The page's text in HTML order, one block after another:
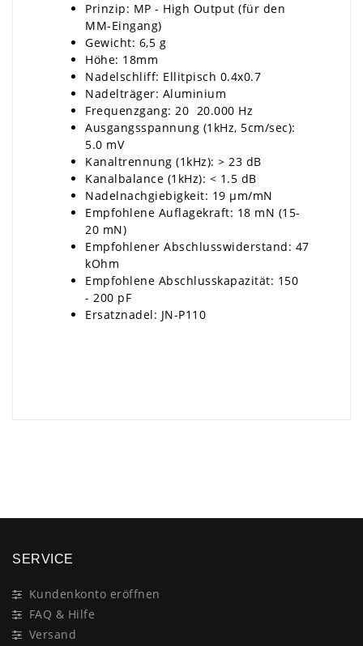
Prinzip: MP - High Output (für den
MM-Eingang)
Gewicht: 6,5 g
Höhe: 18mm
Nadelschliff: Ellitpisch 0.4x0.7
Nadelträger: Aluminium
Frequenzgang: 20  20.000 Hz
Ausgangsspannung (1kHz, 5cm/sec):
5.0 mV
Kanaltrennung (1kHz): > 23 dB
Kanalbalance (1kHz): < 1.5 dB
Nadelnachgiebigkeit: 19 µm/mN
Empfohlene Auflagekraft: 18 mN (15-
20 mN)
Empfohlener Abschlusswiderstand: 47
kOhm
Empfohlene Abschlusskapazität: 150
- 200 pF
Ersatznadel: JN-P110
SERVICE
Kundenkonto eröffnen
FAQ & Hilfe
Versand